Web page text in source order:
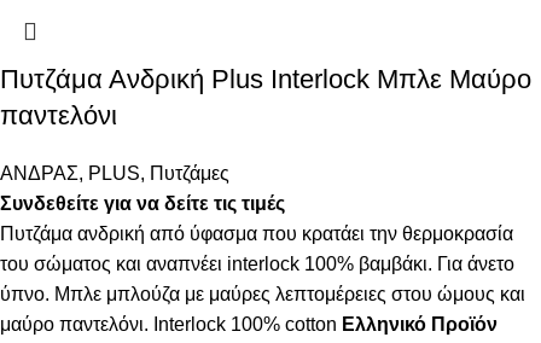
Πυτζάμα Ανδρική Plus Interlock Μπλε Μαύρο
παντελόνι
ΑΝΔΡΑΣ, PLUS, Πυτζάμες
Συνδεθείτε για να δείτε τις τιμές
Πυτζάμα ανδρική από ύφασμα που κρατάει την θερμοκρασία
του σώματος και αναπνέει interlock 100% βαμβάκι. Για άνετο
ύπνο. Μπλε μπλούζα με μαύρες λεπτομέρειες στου ώμους και
μαύρο παντελόνι. Interlock 100% cotton Ελληνικό Προϊόν